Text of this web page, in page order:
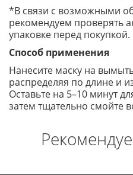
*В связи с возможными
рекомендуем проверять
упаковке перед покупкой.
Способ применения
Нанесите маску на
распределяя по длине и
Оставьте на 5–10 минут
затем тщательно смойте